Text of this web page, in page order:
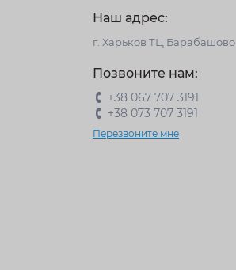
Наш адрес:
г. Харьков ТЦ Барабашово
Позвоните нам:
+38 067 707 3191
+38 073 707 3191
Перезвоните мне